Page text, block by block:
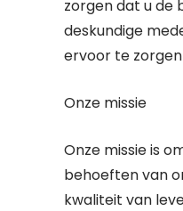
zorgen dat u de
deskundige
ervoor te
Onze missie
Onze missie is
behoeften van
kwaliteit van